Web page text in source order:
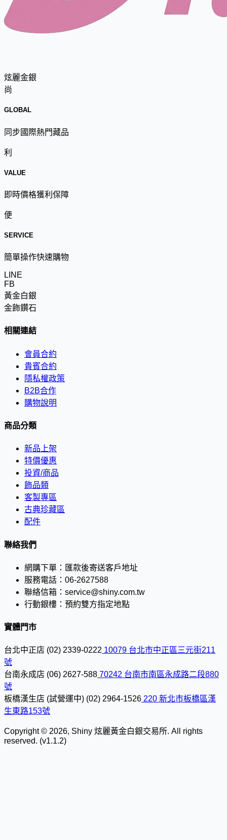
炫麗金銀
尚
GLOBAL
同步國際熱門藏品
利
VALUE
即時價格獲利保障
便
SERVICE
簡單操作快速購物
LINE
FB
黃金白銀
金飾鑽石
相關連結
會員合約
貴賓合約
隱私權政策
B2B合作
購物說明
商品分類
新品上架
特價優惠
投資/商品
飾品類
客製專區
古典珍藏區
配件
聯絡我們
網購下單： 匯款後寄送客戶地址
服務電話： 06-2627588
聯絡信箱： service@shiny.com.tw
行動銀樓： 預約雙方指定地點
實體門市
台北中正店 (02) 2339-0222 10079 台北市中正區三元街211
號
台南永成店 (06) 2627-588 70242 台南市南區永成路二段880
號
板橋漢生店 (試營運中) (02) 2964-1526 220 新北市板橋區漢
生東路153號
Copyright © 2026, Shiny 炫麗黃金白銀交易所. All rights
reserved. (v1.1.2)